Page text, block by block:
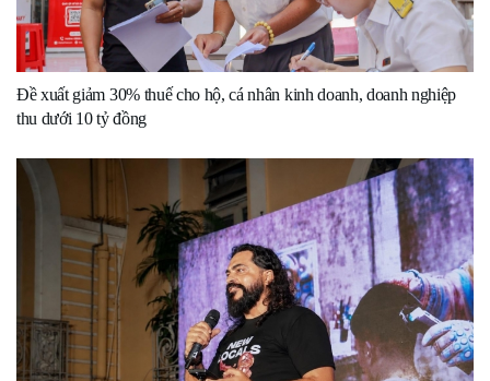
Đề xuất giảm 30% thuế cho hộ, cá nhân kinh doanh, doanh nghiệp
thu dưới 10 tỷ đồng